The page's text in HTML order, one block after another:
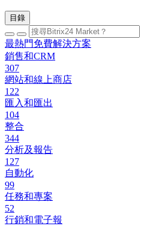
目錄
最熱門免費解決方案
銷售和CRM
307
網站和線上商店
122
匯入和匯出
104
整合
344
分析及報告
127
自動化
99
任務和專案
52
行銷和電子報